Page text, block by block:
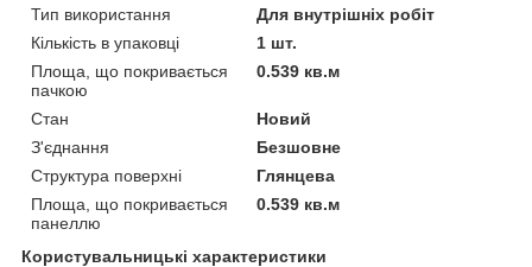
Тип використання
Для внутрішніх робіт
Кількість в упаковці
1 шт.
Площа, що покривається
пачкою
0.539 кв.м
Стан
Новий
З'єднання
Безшовне
Структура поверхні
Глянцева
Площа, що покривається
панеллю
0.539 кв.м
Користувальницькі характеристики